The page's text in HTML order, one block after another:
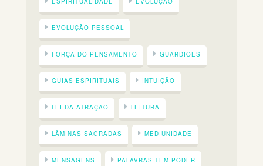
EVOLUÇÃO PESSOAL
FORÇA DO PENSAMENTO GUARDIÕES
GUIAS ESPIRITUAIS INTUIÇÃO
LEI DA ATRAÇÃO LEITURA
LÂMINAS SAGRADAS MEDIUNIDADE
MENSAGENS PALAVRAS TÊM PODER